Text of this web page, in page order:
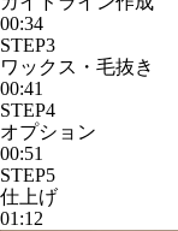
00:34
STEP3
ワックス・毛抜き
00:41
STEP4
オプション
00:51
STEP5
仕上げ
01:12